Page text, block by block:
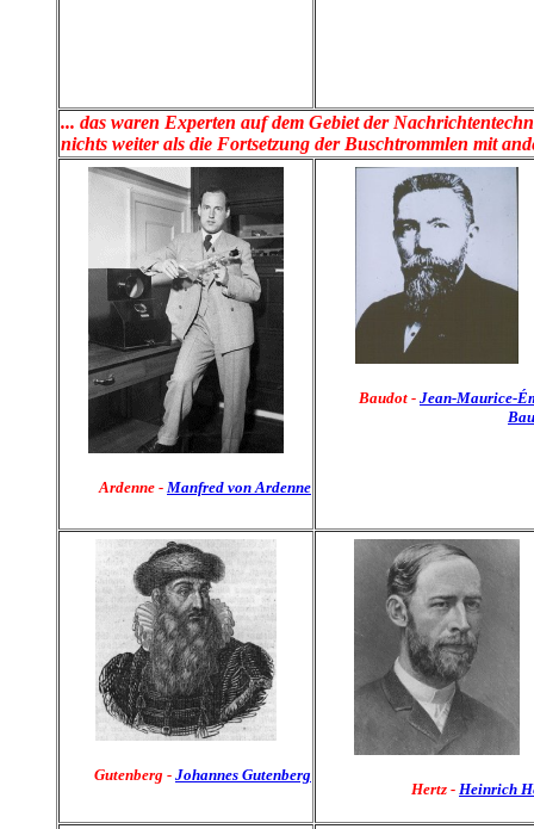
... das waren Experten auf dem Gebiet der
nichts weiter als die Fortsetzung der Buschtrommlen mit
Ardenne - Manfred von Ardenne
Baudot - Jean-Maurice-
Gutenberg - Johannes Gutenberg
Hertz - Heinrich